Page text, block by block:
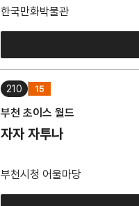
한국만화박물관
210
부천 초이스 월드
자자 자투나
부천시청 어울마당